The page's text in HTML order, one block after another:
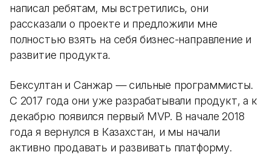
написал ребятам, мы встретились, они
рассказали о проекте и предложили мне
полностью взять на себя бизнес-направление и
развитие продукта.
Бексултан и Санжар — сильные программисты.
С 2017 года они уже разрабатывали продукт, а к
декабрю появился первый MVP. В начале 2018
года я вернулся в Казахстан, и мы начали
активно продавать и развивать платформу.